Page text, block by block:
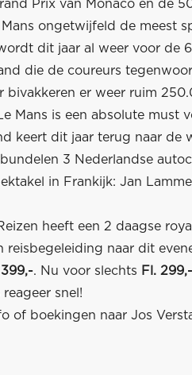
Prix van Monaco en de
ongetwijfeld de meest
dit jaar al weer voor de
die de coureurs
bivakkeren er weer ruim
Mans is een absolute must
keert dit jaar terug naar de
3 Nederlandse
in Frankijk: Jan
heeft een 2 daagse
reisbegeleiding naar dit
399,-. Nu voor slechts Fl. 299,-
snel!
of boekingen naar Jos